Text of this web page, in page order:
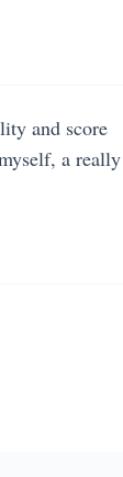
and score
a really